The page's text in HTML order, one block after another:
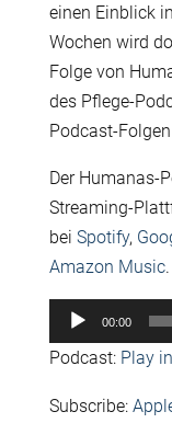
einen Einblick
Wochen wird
Folge von
des Pflege-
Podcast-
Der Humanas-
Streaming-
bei Spotify,
Amazon Music.
Audio-
Player
00:00
Podcast: Play
Subscribe: